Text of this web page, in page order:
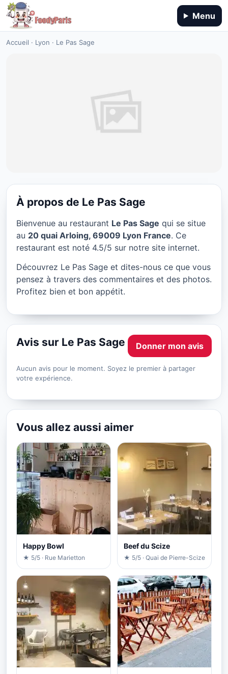
Menu
Accueil · Lyon · Le Pas Sage
Le Pas Sage à Lyon
★ 4.5/5
À propos de Le Pas Sage
Bienvenue au restaurant Le Pas Sage qui se situe
au 20 quai Arloing, 69009 Lyon France. Ce
restaurant est noté 4.5/5 sur notre site internet.
Découvrez Le Pas Sage et dites-nous ce que vous
pensez à travers des commentaires et des photos.
Profitez bien et bon appétit.
Avis sur Le Pas Sage Donner mon avis
Aucun avis pour le moment. Soyez le premier à partager
votre expérience.
Vous allez aussi aimer
Happy Bowl
★ 5/5 · Rue Marietton
Beef du Scize
★ 5/5 · Quai de Pierre-Scize